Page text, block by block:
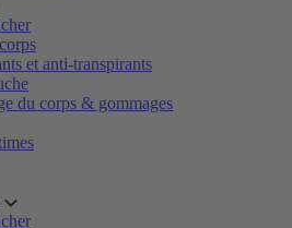
et anti-transpirants
du corps & gommages